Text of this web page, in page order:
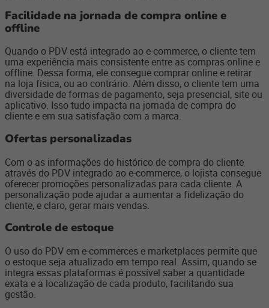
Facilidade na jornada de compra online e
offline
Quando o PDV está integrado ao e-commerce, o cliente tem
uma experiência mais consistente entre as compras online e
offline. Dessa forma, ele consegue comprar online e retirar
na loja física, ou ao contrário. Além disso, o cliente tem uma
diversidade de formas de pagamento, seja presencial, site ou
aplicativo. Isso tudo impacta na jornada de compra do
cliente e em sua satisfação com a marca.
Ofertas personalizadas
Com o as informações do histórico de compra do cliente
através do PDV integrado ao e-commerce, o lojista consegue
oferecer promoções personalizadas para cada cliente. A
personalização pode ajudar a aumentar a fidelização do
cliente, e claro, gerar mais vendas.
Controle de estoque
O uso do PDV em e-commerces e marketplaces permite que
o estoque seja atualizado em tempo real. Assim, quando se
integra essas plataformas é possível saber a quantidade
exata e a localização de cada produto, facilitando sua
gestão.